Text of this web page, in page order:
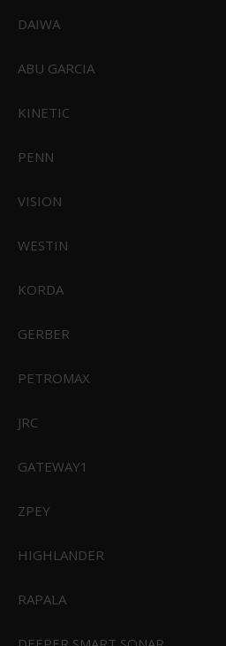
DAIWA
ABU GARCIA
KINETIC
PENN
VISION
WESTIN
KORDA
GERBER
PETROMAX
JRC
GATEWAY1
ZPEY
HIGHLANDER
RAPALA